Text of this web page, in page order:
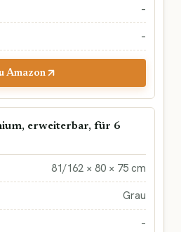
–
–
Amazon
erweiterbar, für 6
81/162 × 80 × 75 cm
Grau
–